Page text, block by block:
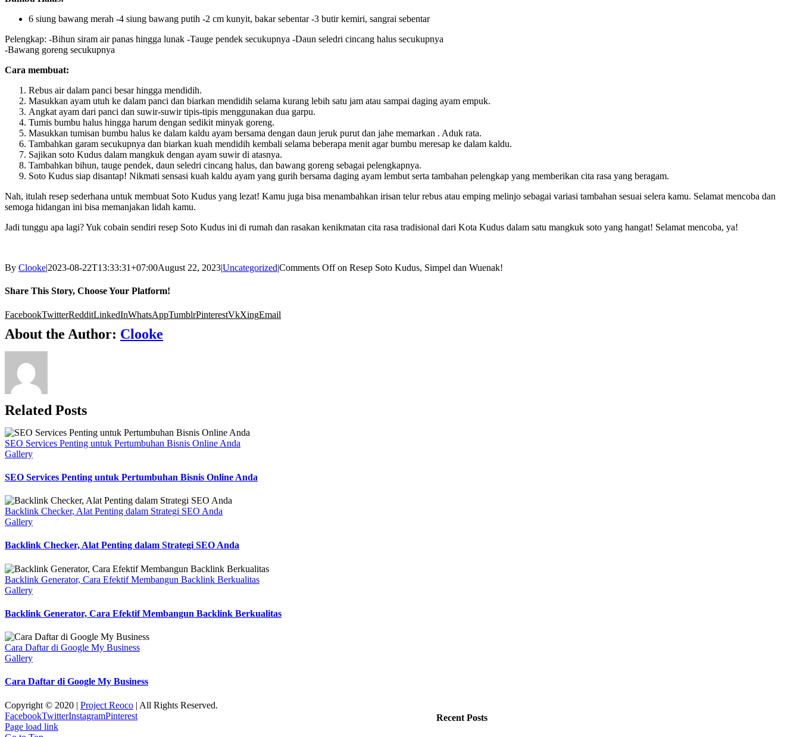
6 siung bawang merah -4 siung bawang putih -2 cm kunyit, bakar sebentar -3 butir kemiri, sangrai sebentar
Pelengkap: -Bihun siram air panas hingga lunak -Tauge pendek secukupnya -Daun seledri cincang halus secukupnya
-Bawang goreng secukupnya
Cara membuat:
Rebus air dalam panci besar hingga mendidih.
Masukkan ayam utuh ke dalam panci dan biarkan mendidih selama kurang lebih satu jam atau sampai daging ayam empuk.
Angkat ayam dari panci dan suwir-suwir tipis-tipis menggunakan dua garpu.
Tumis bumbu halus hingga harum dengan sedikit minyak goreng.
Masukkan tumisan bumbu halus ke dalam kaldu ayam bersama dengan daun jeruk purut dan jahe memarkan . Aduk rata.
Tambahkan garam secukupnya dan biarkan kuah mendidih kembali selama beberapa menit agar bumbu meresap ke dalam kaldu.
Sajikan soto Kudus dalam mangkuk dengan ayam suwir di atasnya.
Tambahkan bihun, tauge pendek, daun seledri cincang halus, dan bawang goreng sebagai pelengkapnya.
Soto Kudus siap disantap! Nikmati sensasi kuah kaldu ayam yang gurih bersama daging ayam lembut serta tambahan pelengkap yang memberikan cita rasa yang beragam.
Nah, itulah resep sederhana untuk membuat Soto Kudus yang lezat! Kamu juga bisa menambahkan irisan telur rebus atau emping melinjo sebagai variasi tambahan sesuai selera kamu. Selamat mencoba dan
semoga hidangan ini bisa memanjakan lidah kamu.
Jadi tunggu apa lagi? Yuk cobain sendiri resep Soto Kudus ini di rumah dan rasakan kenikmatan cita rasa tradisional dari Kota Kudus dalam satu mangkuk soto yang hangat! Selamat mencoba, ya!
By Clooke|2023-08-22T13:33:31+07:00August 22, 2023|Uncategorized|Comments Offon Resep Soto Kudus, Simpel dan Wuenak!
Share This Story, Choose Your Platform!
FacebookTwitterRedditLinkedInWhatsAppTumblrPinterestVkXingEmail
About the Author: Clooke
Related Posts
SEO Services Penting untuk Pertumbuhan Bisnis Online Anda
Gallery
SEO Services Penting untuk Pertumbuhan Bisnis Online Anda
Backlink Checker, Alat Penting dalam Strategi SEO Anda
Gallery
Backlink Checker, Alat Penting dalam Strategi SEO Anda
Backlink Generator, Cara Efektif Membangun Backlink Berkualitas
Gallery
Backlink Generator, Cara Efektif Membangun Backlink Berkualitas
Cara Daftar di Google My Business
Gallery
Cara Daftar di Google My Business
Recent Posts
Copyright © 2020 | Project Reoco | All Rights Reserved.
FacebookTwitterInstagramPinterest
Page load link